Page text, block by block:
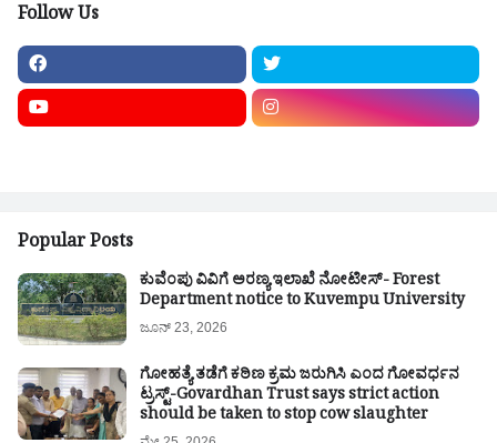
Follow Us
Popular Posts
ಕುವೆಂಪು ವಿವಿಗೆ ಅರಣ್ಯ ಇಲಾಖೆ ನೋಟೀಸ್- Forest
Department notice to Kuvempu University
ಜೂನ್ 23, 2026
ಗೋಹತ್ಯೆ ತಡೆಗೆ ಕಠಿಣ ಕ್ರಮ ಜರುಗಿಸಿ ಎಂದ ಗೋವರ್ಧನ
ಟ್ರಸ್ಟ್-Govardhan Trust says strict action
should be taken to stop cow slaughter